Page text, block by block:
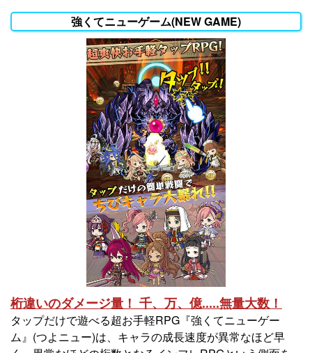
強くてニューゲーム(NEW GAME)
桁違いのダメージ量！ 千、万、億.....無量大数！
タップだけで遊べる超お手軽RPG『強くてニューゲー
ム』(つよニュー)は、キャラの成長速度が異常なほど早